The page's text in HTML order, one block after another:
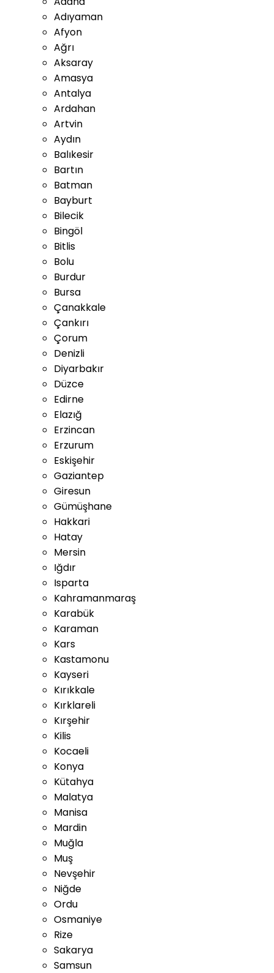
Adıyaman
Afyon
Ağrı
Aksaray
Amasya
Antalya
Ardahan
Artvin
Aydın
Balıkesir
Bartın
Batman
Bayburt
Bilecik
Bingöl
Bitlis
Bolu
Burdur
Bursa
Çanakkale
Çankırı
Çorum
Denizli
Diyarbakır
Düzce
Edirne
Elazığ
Erzincan
Erzurum
Eskişehir
Gaziantep
Giresun
Gümüşhane
Hakkari
Hatay
Mersin
Iğdır
Isparta
Kahramanmaraş
Karabük
Karaman
Kars
Kastamonu
Kayseri
Kırıkkale
Kırklareli
Kırşehir
Kilis
Kocaeli
Konya
Kütahya
Malatya
Manisa
Mardin
Muğla
Muş
Nevşehir
Niğde
Ordu
Osmaniye
Rize
Sakarya
Samsun